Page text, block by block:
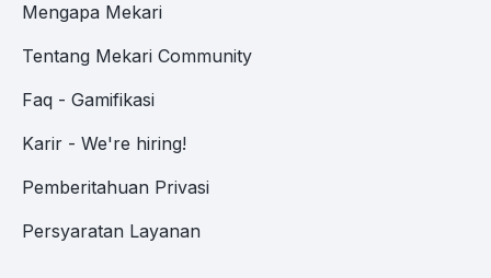
Mengapa Mekari
Tentang Mekari Community
Faq - Gamifikasi
Karir - We're hiring!
Pemberitahuan Privasi
Persyaratan Layanan